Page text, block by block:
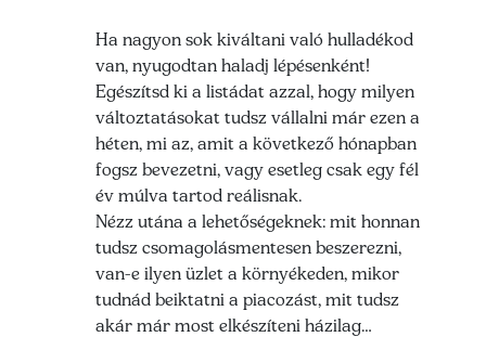
Ha nagyon sok kiváltani való hulladékod
van, nyugodtan haladj lépésenként!
Egészítsd ki a listádat azzal, hogy milyen
változtatásokat tudsz vállalni már ezen a
héten, mi az, amit a következő hónapban
fogsz bevezetni, vagy esetleg csak egy fél
év múlva tartod reálisnak.
Nézz utána a lehetőségeknek: mit honnan
tudsz csomagolásmentesen beszerezni,
van-e ilyen üzlet a környékeden, mikor
tudnád beiktatni a piacozást, mit tudsz
akár már most elkészíteni házilag…